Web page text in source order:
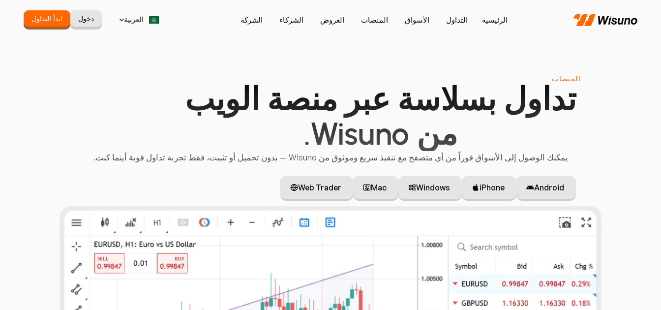
الرئيسية التداول الأسواق المنصات العروض الشركاء الشركة العربية
Português
دخول ابدأ التداول
المنصات
تداول بسلاسة عبر منصة الويب
من Wisuno.
يمكنك الوصول إلى الأسواق فوراً من أي متصفح مع تنفيذ سريع وموثوق من Wisuno — بدون تحميل أو تثبيت، فقط تجربة تداول قوية أينما كنت.
Android
iPhone
Windows
Mac
Web Trader